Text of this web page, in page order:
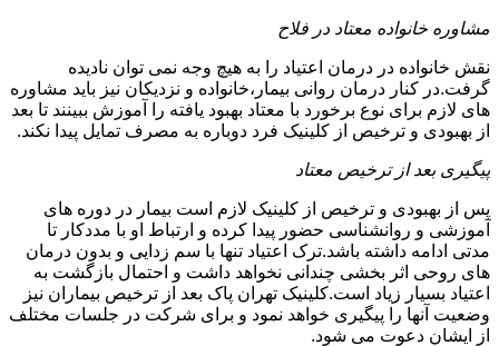
مشاوره خانواده معتاد در فلاح
نقش خانواده در درمان اعتیاد را به هیچ وجه نمی توان نادیده
گرفت.در کنار درمان روانی بیمار،خانواده و نزدیکان نیز باید مشاوره
های لازم برای نوع برخورد با معتاد بهبود یافته را آموزش ببینند تا بعد
از بهبودی و ترخیص از کلینیک فرد دوباره به مصرف تمایل پیدا نکند.
پیگیری بعد از ترخیص معتاد
پس از بهبودی و ترخیص از کلینیک لازم است بیمار در دوره های
آموزشی و روانشناسی حضور پیدا کرده و ارتباط او با مددکار تا
مدتی ادامه داشته باشد.ترک اعتیاد تنها با سم زدایی و بدون درمان
های روحی اثر بخشی چندانی نخواهد داشت و احتمال بازگشت به
اعتیاد بسیار زیاد است.کلینیک تهران پاک بعد از ترخیص بیماران نیز
وضعیت آنها را پیگیری خواهد نمود و برای شرکت در جلسات مختلف
از ایشان دعوت می شود.